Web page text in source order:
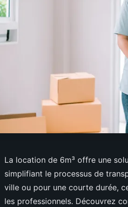
La location de 6m³ offre une
simplifiant le processus de
ville ou pour une courte durée,
les professionnels. Découvrez